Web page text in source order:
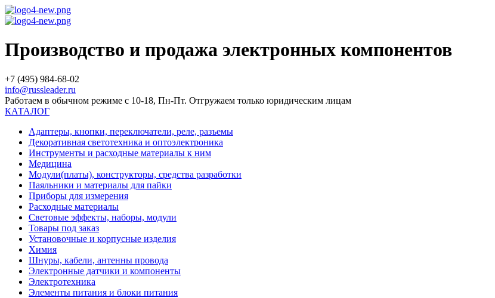
Производство и продажа электронных компонентов
+7 (495) 984-68-02
info@russleader.ru
Работаем в обычном режиме с 10-18, Пн-Пт. Отгружаем только юридическим лицам
КАТАЛОГ
Адаптеры, кнопки, переключатели, реле, разъемы
Декоративная светотехника и оптоэлектроника
Инструменты и расходные материалы к ним
Медицина
Модули(платы), конструкторы, средства разработки
Паяльники и материалы для пайки
Приборы для измерения
Расходные материалы
Световые эффекты, наборы, модули
Товары под заказ
Установочные и корпусные изделия
Химия
Шнуры, кабели, антенны провода
Электронные датчики и компоненты
Электротехника
Элементы питания и блоки питания